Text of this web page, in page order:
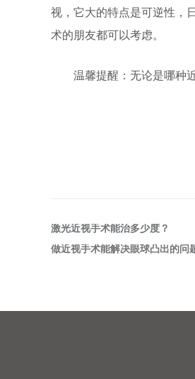
视，它大的特点是可逆性，
术的朋友都可以考虑。
温馨提醒：无论是哪种近
激光近视手术能治多少度？
做近视手术能解决眼球凸出的问